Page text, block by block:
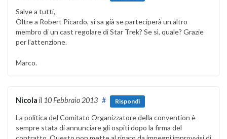
Salve a tutti,
Oltre a Robert Picardo, si sa già se parteciperà un altro
membro di un cast regolare di Star Trek? Se sì, quale? Grazie
per l’attenzione.
Marco.
Nicola il 10 Febbraio 2013 # Rispondi
La politica del Comitato Organizzatore della convention è
sempre stata di annunciare gli ospiti dopo la firma del